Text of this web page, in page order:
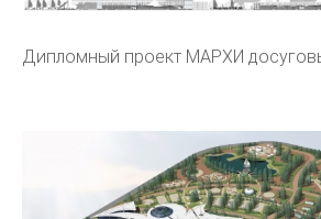
Дипломный проект МАРХИ